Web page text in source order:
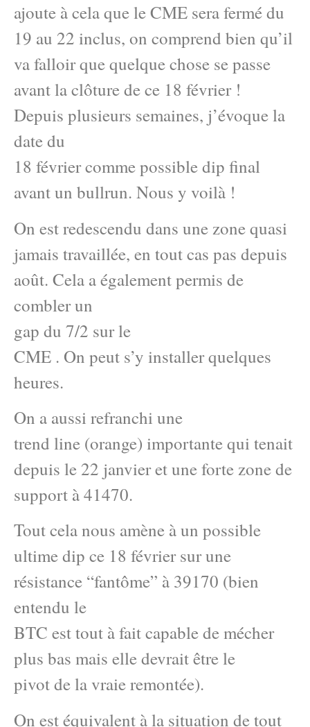
ajoute à cela que le CME sera fermé du
19 au 22 inclus, on comprend bien qu’il
va falloir que quelque chose se passe
avant la clôture de ce 18 février !
Depuis plusieurs semaines, j’évoque la
date du
18 février comme possible dip final
avant un bullrun. Nous y voilà !
On est redescendu dans une zone quasi
jamais travaillée, en tout cas pas depuis
août. Cela a également permis de
combler un
gap du 7/2 sur le
CME . On peut s’y installer quelques
heures.
On a aussi refranchi une
trend line (orange) importante qui tenait
depuis le 22 janvier et une forte zone de
support à 41470.
Tout cela nous amène à un possible
ultime dip ce 18 février sur une
résistance “fantôme” à 39170 (bien
entendu le
BTC est tout à fait capable de mécher
plus bas mais elle devrait être le
pivot de la vraie remontée).
On est équivalent à la situation de tout